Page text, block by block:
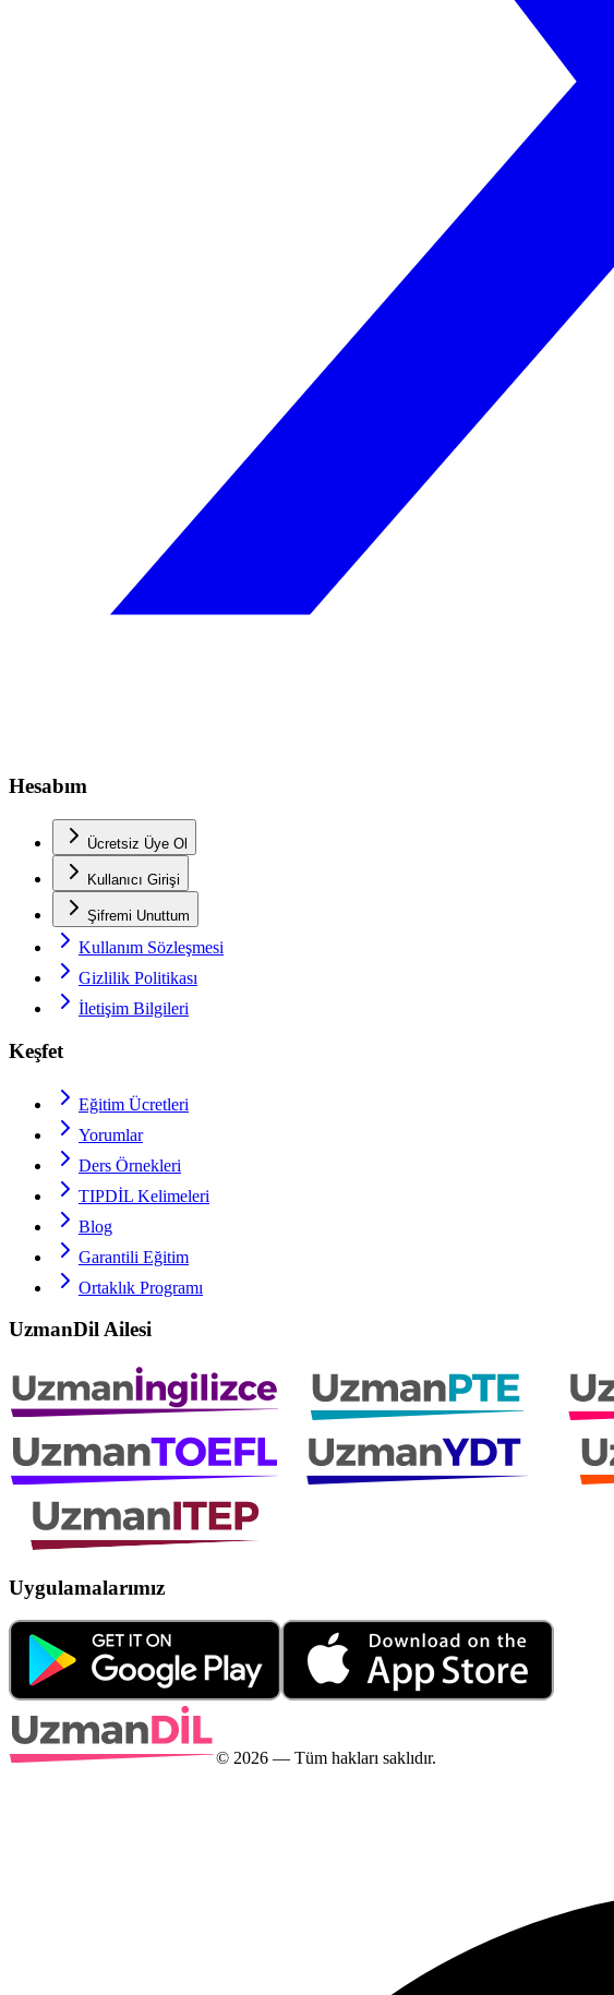
Hesabım
Ücretsiz Üye Ol
Kullanıcı Girişi
Şifremi Unuttum
Kullanım Sözleşmesi
Gizlilik Politikası
İletişim Bilgileri
Keşfet
Eğitim Ücretleri
Yorumlar
Ders Örnekleri
TIPDİL Kelimeleri
Blog
Garantili Eğitim
Ortaklık Programı
UzmanDil Ailesi
Uygulamalarımız
© 2026 — Tüm hakları saklıdır.